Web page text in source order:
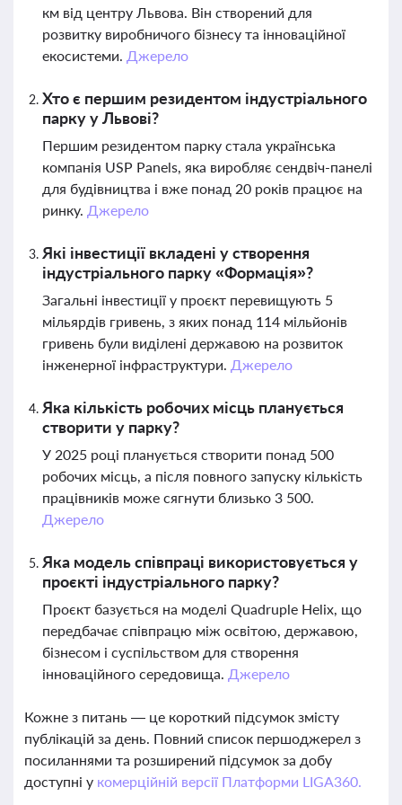
км від центру Львова. Він створений для
розвитку виробничого бізнесу та інноваційної
екосистеми. Джерело
Хто є першим резидентом індустріального
парку у Львові?
Першим резидентом парку стала українська
компанія USP Panels, яка виробляє сендвіч-панелі
для будівництва і вже понад 20 років працює на
ринку. Джерело
Які інвестиції вкладені у створення
індустріального парку «Формація»?
Загальні інвестиції у проєкт перевищують 5
мільярдів гривень, з яких понад 114 мільйонів
гривень були виділені державою на розвиток
інженерної інфраструктури. Джерело
Яка кількість робочих місць планується
створити у парку?
У 2025 році планується створити понад 500
робочих місць, а після повного запуску кількість
працівників може сягнути близько 3 500.
Джерело
Яка модель співпраці використовується у
проєкті індустріального парку?
Проєкт базується на моделі Quadruple Helix, що
передбачає співпрацю між освітою, державою,
бізнесом і суспільством для створення
інноваційного середовища. Джерело
Кожне з питань — це короткий підсумок змісту
публікацій за день. Повний список першоджерел з
посиланнями та розширений підсумок за добу
доступні у комерційній версії Платформи LIGA360.